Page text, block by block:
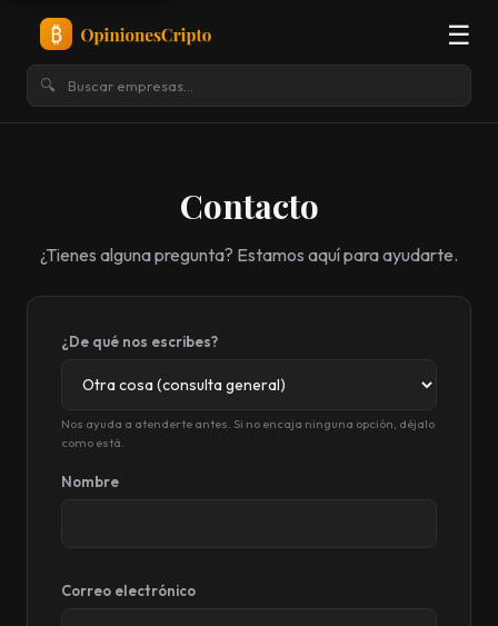
🔍
☰
Contacto
¿Tienes alguna pregunta? Estamos aquí para ayudarte.
¿De qué nos escribes?
Nos ayuda a atenderte antes. Si no encaja ninguna opción, déjalo
como está.
Nombre
Correo electrónico